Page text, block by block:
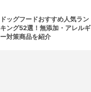
ドッグフードおすすめ人気ラン
キング52選！無添加・アレルギ
ー対策商品を紹介